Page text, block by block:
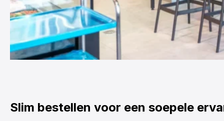
Slim bestellen voor een soepele